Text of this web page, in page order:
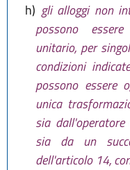
h) gli alloggi non
possono
unitario, per
condizioni
possono essere
unica
sia
sia da un
dell'articolo 14,